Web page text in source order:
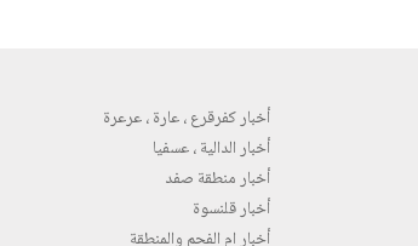
أخبار كفرقرع ، عارة ، عرعرة
أخبار الدالية ، عسفيا
أخبار منطقة صفد
أخبار قلنسوة
أخبار ام الفحم والمنطقة